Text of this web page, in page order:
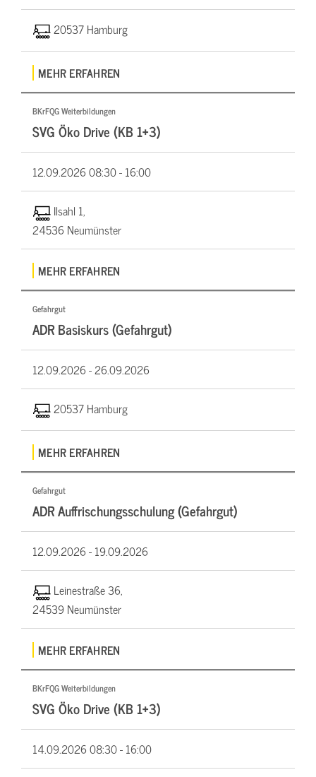
20537 Hamburg
MEHR ERFAHREN
BKrFQG Weiterbildungen
SVG Öko Drive (KB 1+3)
12.09.202608:30 - 16:00
Ilsahl 1,
24536 Neumünster
MEHR ERFAHREN
Gefahrgut
ADR Basiskurs (Gefahrgut)
12.09.2026 -26.09.2026
20537 Hamburg
MEHR ERFAHREN
Gefahrgut
ADR Auffrischungsschulung (Gefahrgut)
12.09.2026 -19.09.2026
Leinestraße 36,
24539 Neumünster
MEHR ERFAHREN
BKrFQG Weiterbildungen
SVG Öko Drive (KB 1+3)
14.09.202608:30 - 16:00